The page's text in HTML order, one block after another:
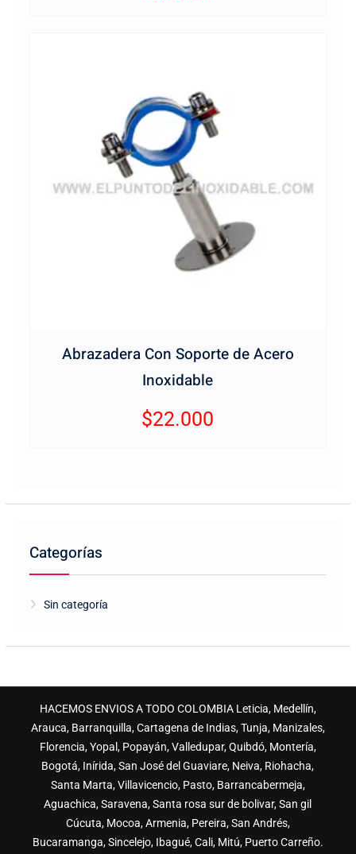
Abrazadera Con Soporte de Acero
Inoxidable
$22.000
Categorías
Sin categoría
HACEMOS ENVIOS A TODO COLOMBIA Leticia, Medellín,
Arauca, Barranquilla, Cartagena de Indias, Tunja, Manizales,
Florencia, Yopal, Popayán, Valledupar, Quibdó, Montería,
Bogotá, Inírida, San José del Guaviare, Neiva, Riohacha,
Santa Marta, Villavicencio, Pasto, Barrancabermeja,
Aguachica, Saravena, Santa rosa sur de bolivar, San gil
Cúcuta, Mocoa, Armenia, Pereira, San Andrés,
Bucaramanga, Sincelejo, Ibagué, Cali, Mitú, Puerto Carreño.